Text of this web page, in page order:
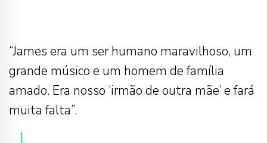
“James era um ser humano maravilhoso, um
grande músico e um homem de família
amado. Era nosso ‘irmão de outra mãe’ e fará
muita falta”.